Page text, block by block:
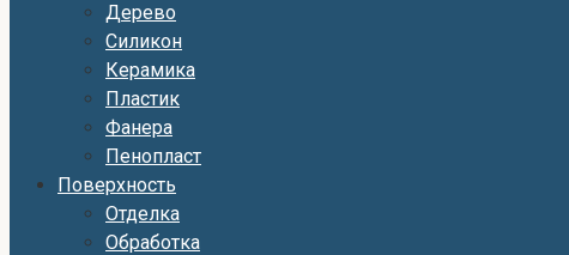
Дерево
Силикон
Керамика
Пластик
Фанера
Пенопласт
Поверхность
Отделка
Обработка